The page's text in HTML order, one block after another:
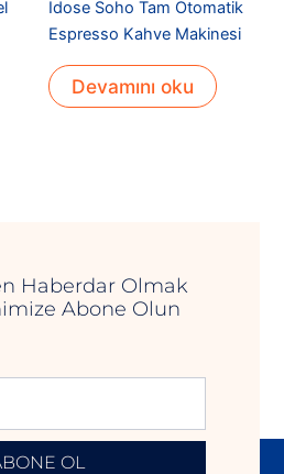
Idose Soho Tam Otomatik
Espresso Kahve Makinesi
Devamını oku
Haberdar Olmak
Abone Olun
OL